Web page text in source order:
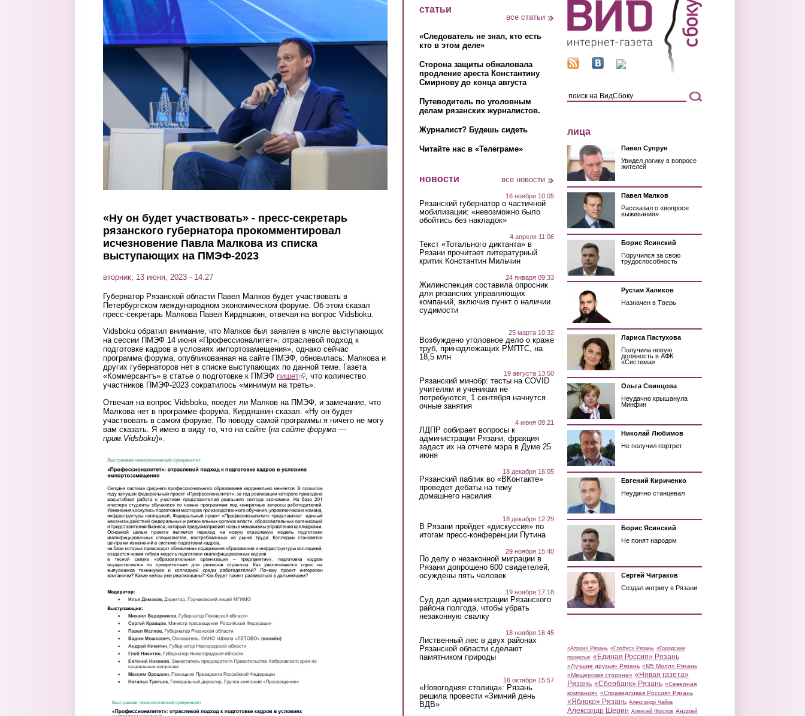
Перейти к основному содержанию
«Ну он будет участвовать» - пресс-секретарь
рязанского губернатора прокомментировал
исчезновение Павла Малкова из списка
выступающих на ПМЭФ-2023
вторник, 13 июня, 2023 - 14:27
Губернатор Рязанской области Павел Малков будет участвовать в
Петербургском международном экономическом форуме. Об этом сказал
пресс-секретарь Малкова Павел Кирдяшкин, отвечая на вопрос Vidsboku.
Vidsboku обратил внимание, что Малков был заявлен в числе выступающих
на сессии ПМЭФ 14 июня «Профессионалитет»: отраслевой подход к
подготовке кадров в условиях импортозамещения», однако сейчас
программа форума, опубликованная на сайте ПМЭФ, обновилась: Малкова и
других губернаторов нет в списке выступающих по данной теме. Газета
«Коммерсантъ» в статье о подготовке к ПМЭФ пишет(link is external)
, что количество
участников ПМЭФ-2023 сократилось «минимум на треть».
Отвечая на вопрос Vidsboku, поедет ли Малков на ПМЭФ, и замечание, что
Малкова нет в программе форума, Кирдяшкин сказал: «Ну он будет
участвовать в самом форуме. По поводу самой программы я ничего не могу
вам сказать. Я имею в виду то, что на сайте (на сайте форума —
прим.Vidsboku)».
pmef.jpg
pmef2.png
статьи
все статьи
«Следователь не знал, кто есть
кто в этом деле»
Сторона защиты обжаловала
продление ареста Константину
Смирнову до конца августа
Путеводитель по уголовным
делам рязанских журналистов.
Журналист? Будешь сидеть
Читайте нас в «Телеграме»
новости все новости
16 ноября 10:05
Рязанский губернатор о частичной
мобилизации: «невозможно было
обойтись без накладок»
4 апреля 11:06
Текст «Тотального диктанта» в
Рязани прочитает литературный
критик Константин Мильчин
24 января 09:33
Жилинспекция составила опросник
для рязанских управляющих
компаний, включив пункт о наличии
судимости
25 марта 10:32
Возбуждено уголовное дело о краже
труб, принадлежащих РМПТС, на
18,5 млн
19 августа 13:50
Рязанский минобр: тесты на COVID
учителям и ученикам не
потребуются, 1 сентября начнутся
очные занятия
4 июня 09:21
ЛДПР собирает вопросы к
администрации Рязани, фракция
задаст их на отчете мэра в Думе 25
июня
18 декабря 16:05
Рязанский паблик во «ВКонтакте»
проведет дебаты на тему
домашнего насилия
18 декабря 12:29
В Рязани пройдет «дискуссия» по
итогам пресс-конференции Путина
29 ноября 15:40
По делу о незаконной миграции в
Рязани допрошено 600 свидетелей,
осуждены пять человек
19 ноября 17:18
Суд дал администрации Рязанского
района полгода, чтобы убрать
незаконную свалку
18 ноября 16:45
Лиственный лес в двух районах
Рязанской области сделают
памятником природы
16 октября 15:57
«Новогодняя столица»: Рязань
решила провести «Зимний день
ВДВ»
лица
Павел Супрун
Увидел логику в вопросе
жителей
Павел Малков
Рассказал о «вопросе
выживания»
Борис Ясинский
Поручился за свою
трудоспособность
Рустам Халиков
Назначен в Тверь
Лариса Пастухова
Получила новую
должность в АФК
«Система»
Ольга Свинцова
Неудачно крышанула
Минфин
Николай Любимов
Не получил портрет
Евгений Кириченко
Неудачно станцевал
Борис Ясинский
Не понят народом
Сергей Чиграков
Создал интригу в Рязани
«Атрон» Рязань «Глобус» Рязань «Городские
проекты» «Единая Россия» Рязань
«Лучшие друзья» Рязань «М5 Молл» Рязань
«Мещерская сторона» «Новая газета»
Рязань «Сбербанк» Рязань «Северная
компания» «Справедливая Россия» Рязань
«Яблоко» Рязань Александр Чайка
Александр Шерин Алексей Фролов Андрей